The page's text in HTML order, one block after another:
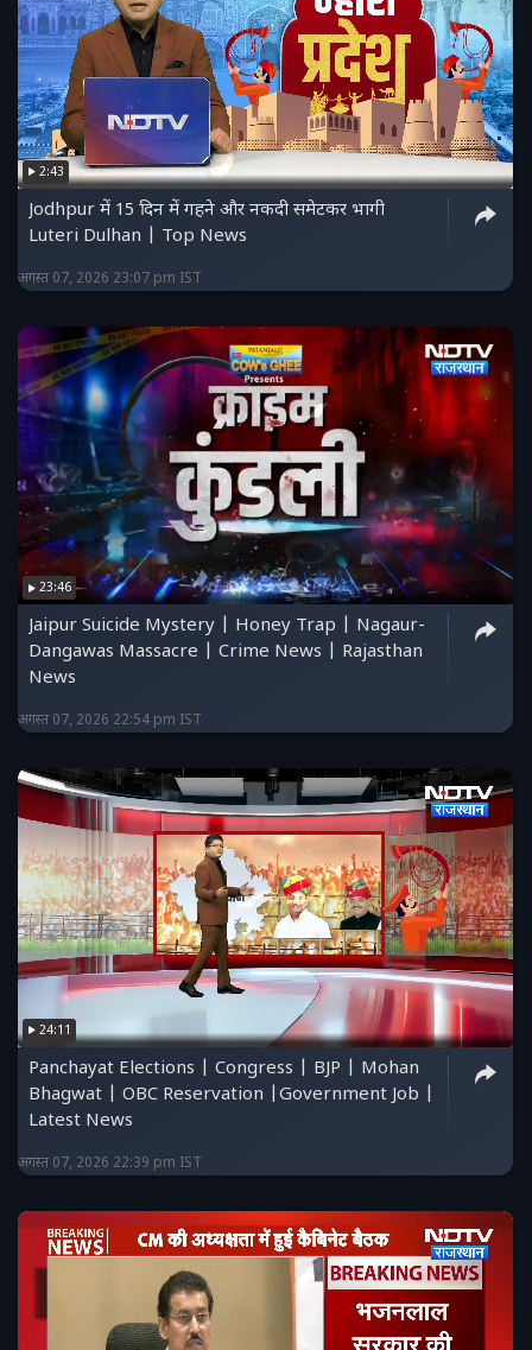
2:43
Jodhpur में 15 दिन में गहने और नकदी समेटकर भागी
Luteri Dulhan | Top News
अगस्त 07, 2026 23:07 pm IST
23:46
Jaipur Suicide Mystery | Honey Trap | Nagaur-
Dangawas Massacre | Crime News | Rajasthan
News
अगस्त 07, 2026 22:54 pm IST
24:11
Panchayat Elections | Congress | BJP | Mohan
Bhagwat | OBC Reservation |Government Job |
Latest News
अगस्त 07, 2026 22:39 pm IST